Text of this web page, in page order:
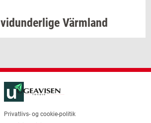
vi­dun­der­li­ge Värmland
Privatlivs- og cookie-politik